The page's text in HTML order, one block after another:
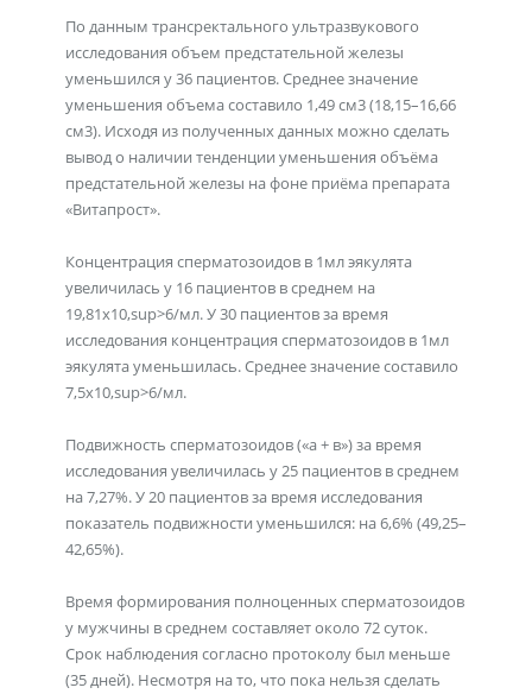
По данным трансректального ультразвукового
исследования объем предстательной железы
уменьшился у 36 пациентов. Среднее значение
уменьшения объема составило 1,49 см3 (18,15–16,66
см3). Исходя из полученных данных можно сделать
вывод о наличии тенденции уменьшения объёма
предстательной железы на фоне приёма препарата
«Витапрост».
Концентрация сперматозоидов в 1мл эякулята
увеличилась у 16 пациентов в среднем на
19,81х10,sup>6/мл. У 30 пациентов за время
исследования концентрация сперматозоидов в 1мл
эякулята уменьшилась. Среднее значение составило
7,5х10,sup>6/мл.
Подвижность сперматозоидов («а + в») за время
исследования увеличилась у 25 пациентов в среднем
на 7,27%. У 20 пациентов за время исследования
показатель подвижности уменьшился: на 6,6% (49,25–
42,65%).
Время формирования полноценных сперматозоидов
у мужчины в среднем составляет около 72 суток.
Срок наблюдения согласно протоколу был меньше
(35 дней). Несмотря на то, что пока нельзя сделать